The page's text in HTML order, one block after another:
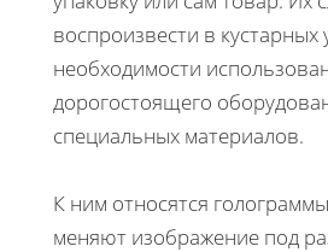
воспроизвести в кустарных
необходимости
дорогостоящего
специальных материалов.
К ним относятся
меняют изображение под